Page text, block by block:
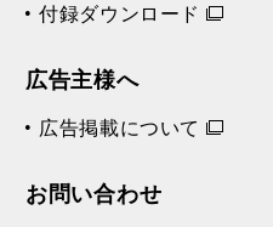
付録ダウンロード
広告主様へ
広告掲載について
お問い合わせ